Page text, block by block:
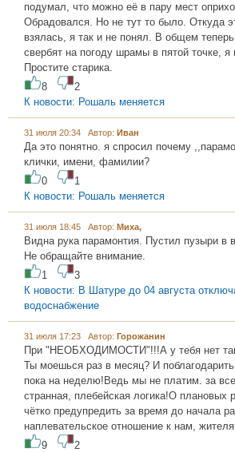
подумал, что можно её в пару мест
Обрадовался. Но не тут то было. Откуда
взялась, я так и не понял. В общем
свербят на погоду шрамы в пятой точке,
Простите старика.
8
2
К новости: Рошаль меняется
31 июля 20:34 Автор: Иван
Да это понятно. я спросил почему
клички, имени, фамилии?
0
1
К новости: Рошаль меняется
31 июля 18:45 Автор: Миха,
Видна рука парамонтия. Пустил пузыри в
Не обращайте внимание.
1
3
К новости: В Шатуре до 04 августа
водоснабжение
31 июля 17:23 Автор: Горожанин
При "НЕОБХОДИМОСТИ"!!!А у тебя нет
Ты моешься раз в месяц? И
пока на неделю!Ведь мы не платим. за
странная, плебейская логика!О плановых
чётко предупредить за время до начала
наплевательское отношение к нам,
9
2